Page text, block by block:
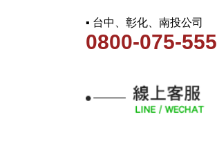
▪ 台中、彰化、南投公司
0800-075-555